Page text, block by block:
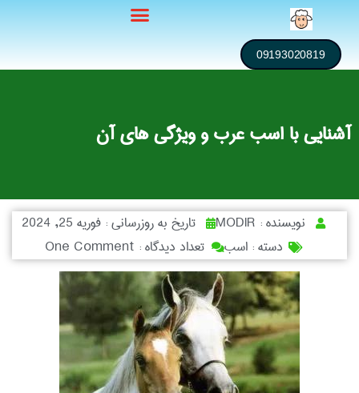
09193020819
آشنایی با اسب عرب و ویژگی های آن
نویسنده : تاریخ به روزرسانی : فوریه 25, 2024
دسته :اسب تعداد دیدگاه : One Comment